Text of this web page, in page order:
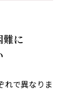
難に
れで異なりま